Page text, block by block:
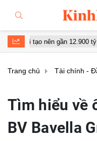
gần 12.900 tỷ đồng?
Trang chủ Tài chính -
Tìm hiểu về
BV Bavella